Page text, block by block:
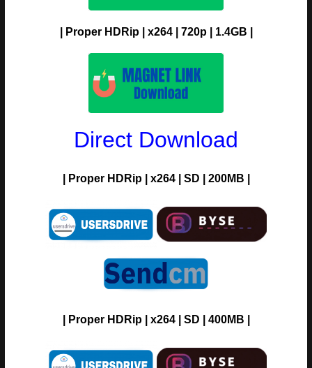
| Proper HDRip | x264 | 720p | 1.4GB |
Direct Download
| Proper HDRip | x264 | SD | 200MB |
| Proper HDRip | x264 | SD | 400MB |